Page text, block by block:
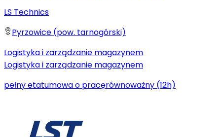
LS Technics
Pyrzowice (pow. tarnogórski)
Logistyka i zarządzanie magazynem
Logistyka i zarządzanie magazynem
pełny etatumowa o pracęrównoważny (12h)